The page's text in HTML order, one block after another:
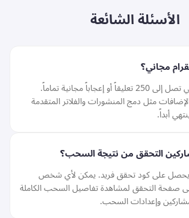
الأسئلة الشائعة
مجاني؟
نعم! السحوبات التي تصل إلى 250 تعليقاً أو إعجاباً مجانية تماماً.
مثل دمج المنشورات والفلاتر المتقدمة
أبداً.
التحقق من نتيجة السحب؟
على كود تحقق فريد. يمكن لأي شخص
صفحة التحقق لمشاهدة تفاصيل السحب الكاملة
وإعدادات السحب.